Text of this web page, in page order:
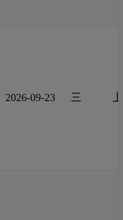
2026-09-23 三